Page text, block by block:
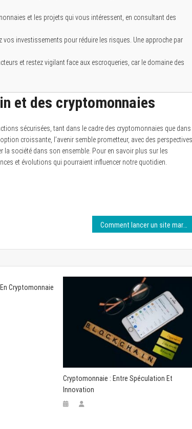
et les projets qui vous intéressent, en consultant des
vos investissements pour réduire les risques. Une approche par
et restez vigilant face aux escroqueries, car le domaine des
et des cryptomonnaies
sécurisées, tant dans le cadre des cryptomonnaies que dans
croissante, l’avenir semble prometteur, avec des perspectives
la société dans son ensemble. Pour en savoir plus sur les
et évolutions qui pourraient influencer notre quotidien.
Cryptomonnaie
Cryptomonnaie : Entre Spéculation Et
Innovation